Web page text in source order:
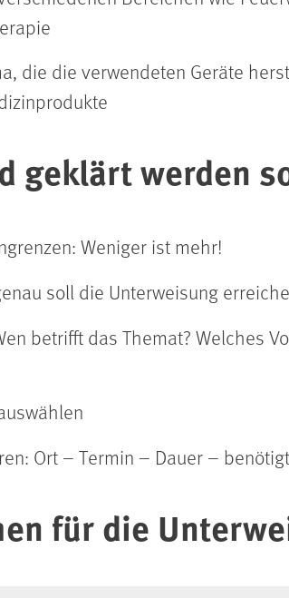
die die verwendeten Geräte
geklärt werden
Weniger ist mehr!
soll die Unterweisung
betrifft das Themat? Welches
Ort – Termin – Dauer –
für die